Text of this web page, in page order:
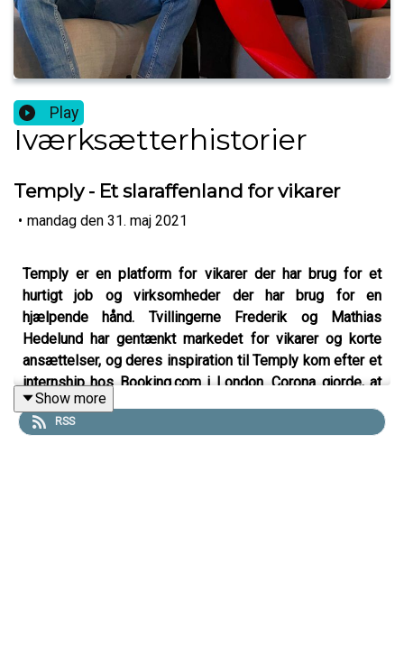
Play
Iværksætterhistorier
Temply - Et slaraffenland for vikarer
• mandag den 31. maj 2021
Temply er en platform for vikarer der har brug for et
hurtigt job og virksomheder der har brug for en
hjælpende hånd. Tvillingerne Frederik og Mathias
Hedelund har gentænkt markedet for vikarer og korte
ansættelser, og deres inspiration til Temply kom efter et
internship hos Booking.com i London. Corona gjorde, at
de måtte angribe nye markeder for at overleve, men efter
genåbningen er de kommet stærkere tilbage. Tvillingerne
Show more
RSS